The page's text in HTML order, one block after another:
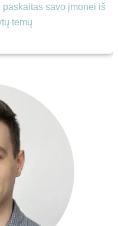
savo įmonei iš
temų